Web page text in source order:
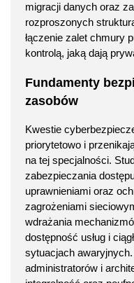
migracji danych oraz
rozproszonych
łączenie zalet chmury
kontrolą, jaką dają
Fundamenty
zasobów
Kwestie
priorytetowo i
na tej specjalności.
zabezpieczania
uprawnieniami oraz
zagrożeniami
wdrażania
dostępność usług i
sytuacjach
administratorów i